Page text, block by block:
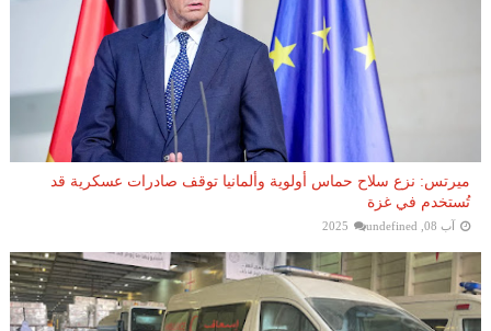
ميرتس: نزع سلاح حماس أولوية وألمانيا توقف صادرات عسكرية قد
تُستخدم في غزة
آب 08, 2025 undefined